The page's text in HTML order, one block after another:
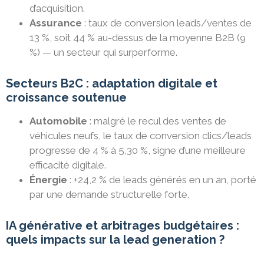
d’acquisition.
Assurance : taux de conversion leads/ventes de
13 %, soit 44 % au-dessus de la moyenne B2B (9
%) — un secteur qui surperforme.
Secteurs B2C : adaptation digitale et
croissance soutenue
Automobile : malgré le recul des ventes de
véhicules neufs, le taux de conversion clics/leads
progresse de 4 % à 5,30 %, signe d’une meilleure
efficacité digitale.
Énergie : +24,2 % de leads générés en un an, porté
par une demande structurelle forte.
IA générative et arbitrages budgétaires :
quels impacts sur la lead generation ?